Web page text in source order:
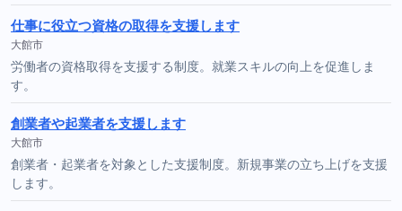
仕事に役立つ資格の取得を支援します
大館市
労働者の資格取得を支援する制度。就業スキルの向上を促進しま
す。
創業者や起業者を支援します
大館市
創業者・起業者を対象とした支援制度。新規事業の立ち上げを支援
します。